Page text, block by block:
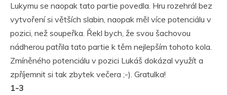
Lukymu se naopak tato partie povedla. Hru rozehrál bez
vytvoření si větších slabin, naopak měl více potenciálu v
pozici, než soupeřka. Řekl bych, že svou šachovou
nádherou patřila tato partie k těm nejlepším tohoto kola.
Zmíněného potenciálu v pozici Lukáš dokázal využít a
zpříjemnit si tak zbytek večera ;-). Gratulka!
1-3